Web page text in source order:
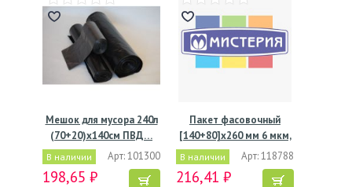
Мешок для мусора 240л
(70+20)х140см ПВД…
В наличии Арт: 101300
198,65 ₽
Пакет фасовочный
[140+80]х260 мм 6 мкм,
В наличии Арт: 118788
216,41 ₽